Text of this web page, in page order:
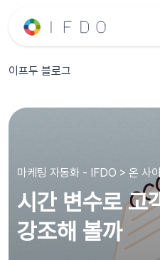
이프두 블로그
마케팅 자동화 - IFDO > 온 사
시간 변수로 고
강조해 볼까